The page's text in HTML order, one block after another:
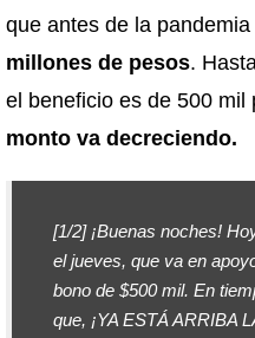
que antes de la
millones de pesos.
el beneficio es de 500 mil
monto va decreciendo.
[1/2] ¡Buenas noches!
el jueves, que va en
bono de $500 mil. En
que, ¡YA ESTÁ ARRIBA